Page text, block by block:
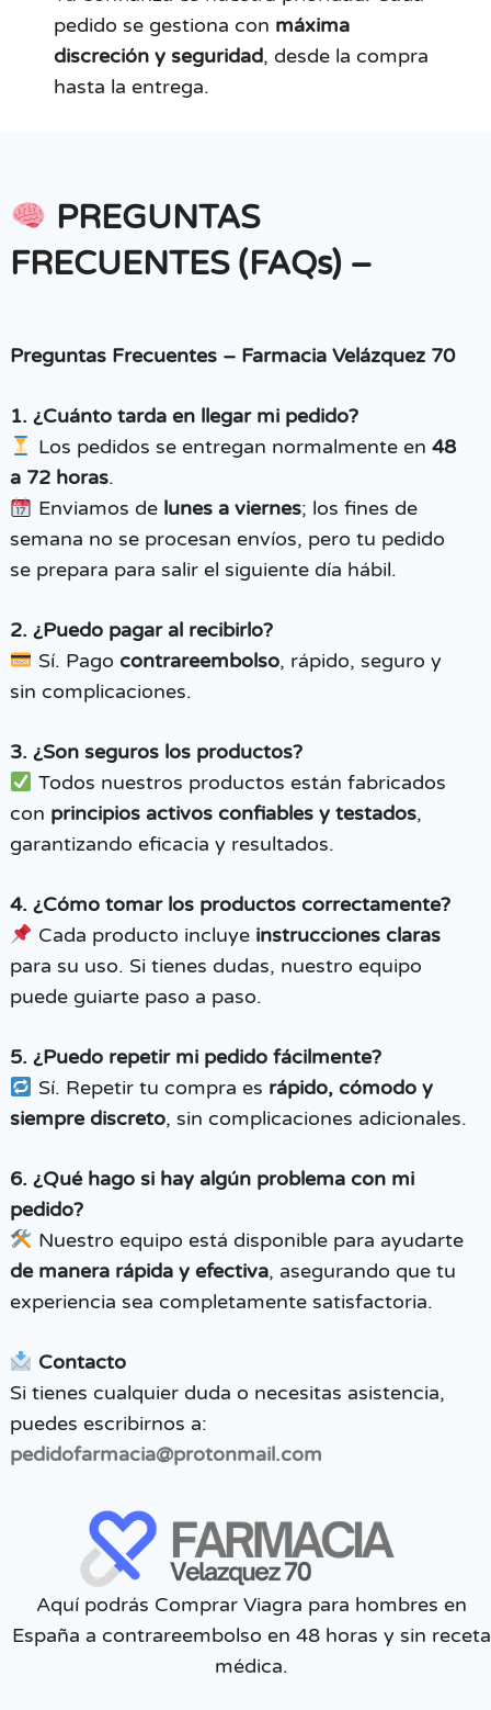
pedido se gestiona con máxima
discreción y seguridad, desde la compra
hasta la entrega.
PREGUNTAS
FRECUENTES (FAQs) –
Preguntas Frecuentes – Farmacia Velázquez 70
1. ¿Cuánto tarda en llegar mi pedido?
Los pedidos se entregan normalmente en 48
a 72 horas.
Enviamos de lunes a viernes; los fines de
semana no se procesan envíos, pero tu pedido
se prepara para salir el siguiente día hábil.
2. ¿Puedo pagar al recibirlo?
Sí. Pago contrareembolso, rápido, seguro y
sin complicaciones.
3. ¿Son seguros los productos?
Todos nuestros productos están fabricados
con principios activos confiables y testados,
garantizando eficacia y resultados.
4. ¿Cómo tomar los productos correctamente?
Cada producto incluye instrucciones claras
para su uso. Si tienes dudas, nuestro equipo
puede guiarte paso a paso.
5. ¿Puedo repetir mi pedido fácilmente?
Sí. Repetir tu compra es rápido, cómodo y
siempre discreto, sin complicaciones adicionales.
6. ¿Qué hago si hay algún problema con mi
pedido?
Nuestro equipo está disponible para ayudarte
de manera rápida y efectiva, asegurando que tu
experiencia sea completamente satisfactoria.
Contacto
Si tienes cualquier duda o necesitas asistencia,
puedes escribirnos a:
pedidofarmacia@protonmail.com
Aquí podrás Comprar Viagra para hombres en
España a contrareembolso en 48 horas y sin receta
médica.